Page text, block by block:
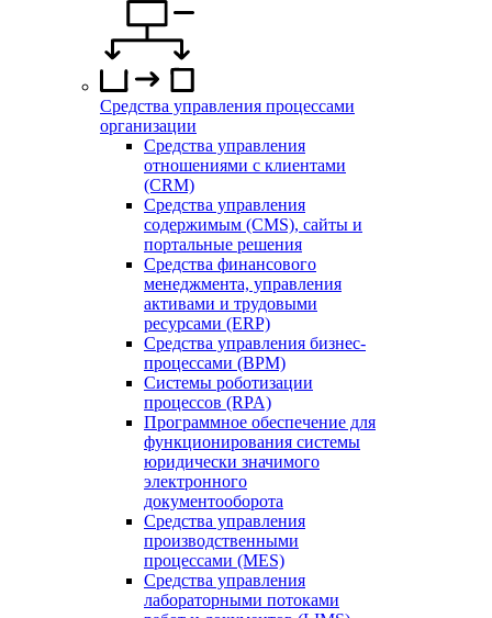
Средства управления процессами
организации
Средства управления
отношениями с клиентами
(CRM)
Средства управления
содержимым (CMS), сайты и
портальные решения
Средства финансового
менеджмента, управления
активами и трудовыми
ресурсами (ERP)
Средства управления бизнес-
процессами (BPM)
Системы роботизации
процессов (RPA)
Программное обеспечение для
функционирования системы
юридически значимого
электронного
документооборота
Средства управления
производственными
процессами (MES)
Средства управления
лабораторными потоками